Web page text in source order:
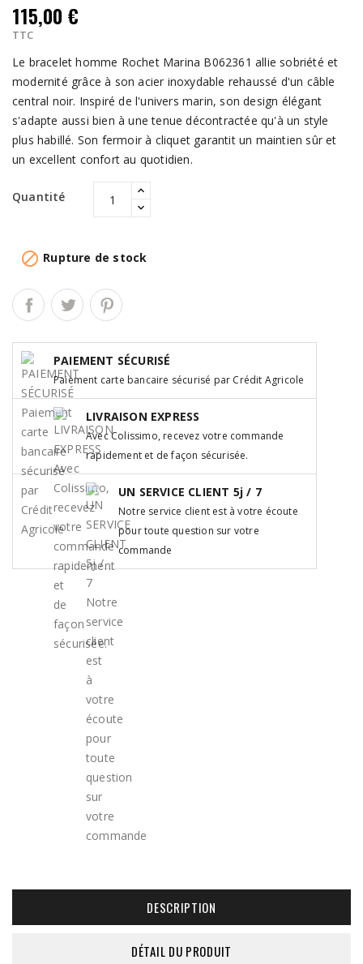
115,00 €
TTC
Le bracelet homme Rochet Marina B062361 allie sobriété et
modernité grâce à son acier inoxydable rehaussé d'un câble
central noir. Inspiré de l'univers marin, son design élégant
s'adapte aussi bien à une tenue décontractée qu'à un style
plus habillé. Son fermoir à cliquet garantit un maintien sûr et
un excellent confort au quotidien.
Quantité
 Rupture de stock
PAIEMENT SÉCURISÉ
Paiement carte bancaire sécurisé par Crédit Agricole
LIVRAISON EXPRESS
Avec Colissimo, recevez votre commande
rapidement et de façon sécurisée.
UN SERVICE CLIENT 5j / 7
Notre service client est à votre écoute
pour toute question sur votre
commande
DESCRIPTION
DÉTAIL DU PRODUIT